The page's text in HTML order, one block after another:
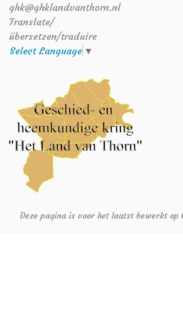
ghk@ghklandvanthorn.nl
Translate/
übersetzen/traduire
Select Language ▼
Deze pagina is voor het laatst bewerkt op